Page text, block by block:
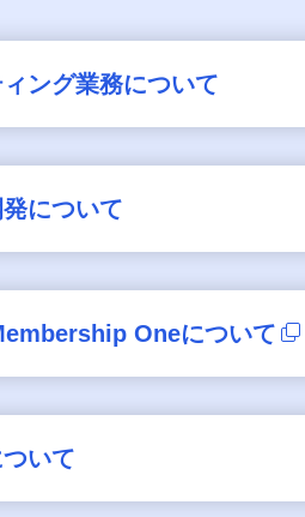
ング業務について
について
Oneについて
いて